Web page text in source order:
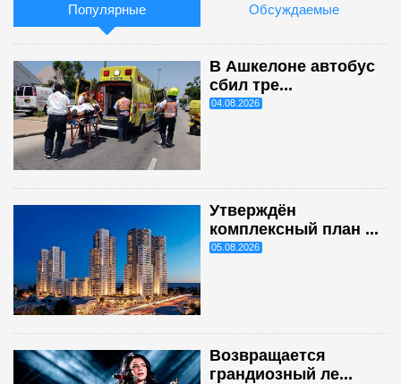
Популярные Обсуждаемые
В Ашкелоне автобус
сбил тре...
04.08.2026
Утверждён
комплексный план ...
05.08.2026
Возвращается
грандиозный ле...